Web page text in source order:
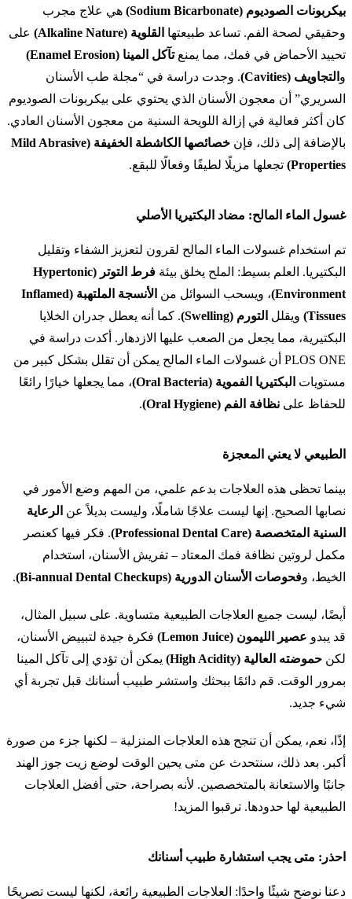
بيكربونات الصوديوم (Sodium Bicarbonate)
هي علاج مجرب
وحقيقي لصحة الفم. تساعد طبيعتها القلوية (Alkaline Nature)
على
تحييد الأحماض في فمك، مما يمنعتآكل المينا (Enamel Erosion)
و التجاويف (Cavities)
. وجدت دراسة في “مجلة طب الأسنان
السريري” أن معجون الأسنان الذي يحتوي على بيكربونات الصوديوم
كان أكثر فعالية في إزالة اللويحة السنية من معجون الأسنان العادي.
بالإضافة إلى ذلك، فإن
خصائصها الكاشطة الخفيفة (Mild Abrasive
Properties) تجعلها مزيلًا لطيفًا وفعالًا للبقع.
غسول الماء المالح: مضاد البكتيريا الأصلي
تم استخدام غسولات الماء المالح لقرون لتعزيز الشفاء وتقليل
البكتيريا. العلم بسيط: الملح يخلق بيئة
فرط التوتر (Hypertonic
Environment) ، ويسحب السوائل من
الأنسجة الملتهبة (Inflamed
Tissues) ويقلل التورم (Swelling)
. كما أنه يعطل جدران الخلايا
البكتيرية، مما يجعل من الصعب عليها الازدهار. أكدت دراسة في
PLOS ONE أن غسولات الماء المالح يمكن أن تقلل بشكل كبير من
مستويات البكتيريا الفموية (Oral Bacteria)
، مما يجعلها خيارًا رائعًا
للحفاظ على نظافة الفم (Oral Hygiene) .
الطبيعي لا يعني المعجزة
بينما تحظى هذه العلاجات بدعم علمي، من المهم وضع الأمور في
نصابها الصحيح. إنها ليست علاجًا شاملًا، وليست بديلاً عن الرعاية
السنية المتخصصة (Professional Dental Care)
. فكر فيها كعنصر
مكمل لروتين نظافة فمك المعتاد – تفريش الأسنان، استخدام
الخيط، وفحوصات الأسنان الدورية (Bi-annual Dental Checkups) .
أيضًا، ليست جميع العلاجات الطبيعية متساوية. على سبيل المثال،
قد يبدو عصير الليمون (Lemon Juice)
فكرة جيدة لتبييض الأسنان،
لكن حموضته العالية (High Acidity)
يمكن أن تؤدي إلى تآكل المينا
بمرور الوقت. قم دائمًا ببحثك واستشر طبيب أسنانك قبل تجربة أي
شيء جديد.
إذًا، نعم، يمكن أن تنجح هذه العلاجات المنزلية – لكنها جزء من صورة
أكبر. بعد ذلك، سنتحدث عن متى يحين الوقت لوضع زيت جوز الهند
جانبًا والاستعانة بالمتخصصين. لأنه بصراحة، حتى أفضل العلاجات
الطبيعية لها حدودها. ترقبوا المزيد!
احذر: متى يجب استشارة طبيب أسنانك
دعنا نوضح شيئًا واحدًا: العلاجات الطبيعية رائعة، لكنها ليست تصريحًا